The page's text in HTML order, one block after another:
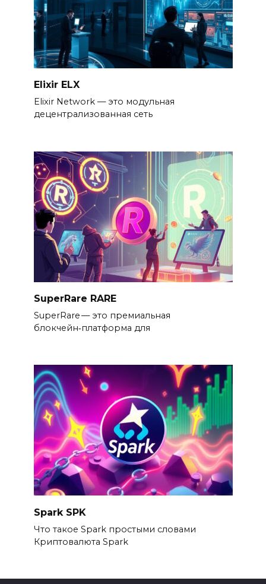
Elixir ELX
Elixir Network — это модульная
децентрализованная сеть
SuperRare RARE
SuperRare — это премиальная
блокчейн‑платформа для
Spark SPK
Что такое Spark простыми словами
Криптовалюта Spark